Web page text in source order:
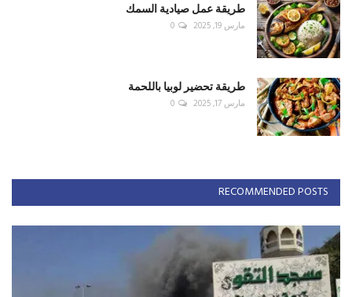
طريقة عمل صيادية السمك
مارس 19, 2025 0
طريقة تحضير لوبيا باللحمة
مارس 17, 2025 0
RECOMMENDED POSTS